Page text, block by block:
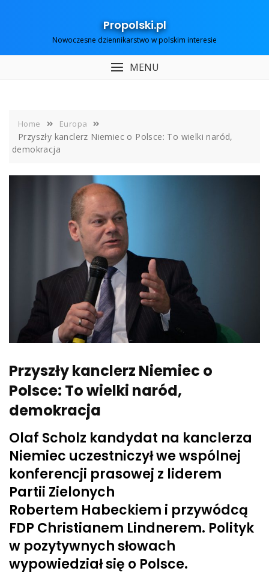
Propolski.pl
Nowoczesne dziennikarstwo w polskim interesie
MENU
Home Europa
Przyszły kanclerz Niemiec o Polsce: To wielki naród,
demokracja
Przyszły kanclerz Niemiec o
Polsce: To wielki naród,
demokracja
Olaf Scholz kandydat na kanclerza
Niemiec uczestniczył we wspólnej
konferencji prasowej z liderem
Partii Zielonych
Robertem Habeckiem i przywódcą
FDP Christianem Lindnerem. Polityk
w pozytywnych słowach
wypowiedział się o Polsce.